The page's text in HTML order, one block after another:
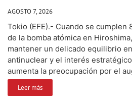
AGOSTO 7, 2026
Tokio (EFE).- Cuando se cumplen
de la bomba atómica en
mantener un delicado equilibrio
antinuclear y el interés
aumenta la preocupación por el
Leer más